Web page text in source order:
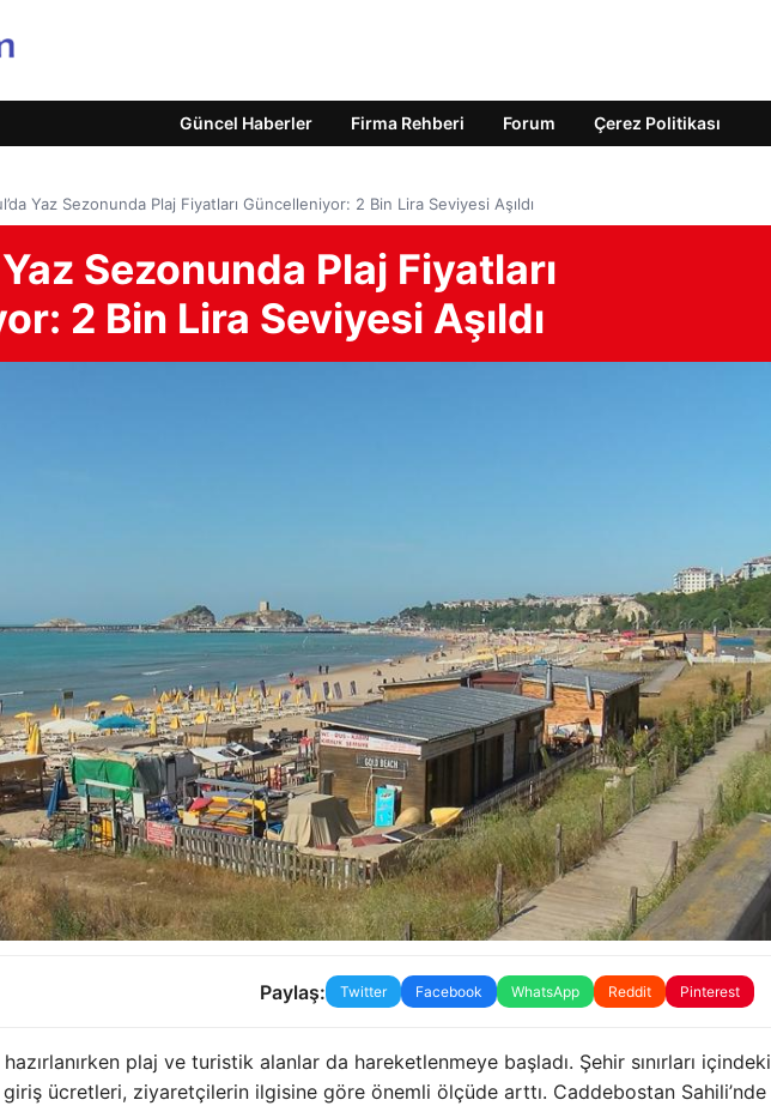
Güncel Haberler Firma Rehberi Forum Çerez Politikası
Yaz Sezonunda Plaj Fiyatları Güncelleniyor: 2 Bin Lira Seviyesi Aşıldı
Sezonunda Plaj Fiyatları
2 Bin Lira Seviyesi Aşıldı
Paylaş: Twitter Facebook WhatsApp Reddit Pinterest
plaj ve turistik alanlar da hareketlenmeye başladı. Şehir sınırları içindeki
ücretleri, ziyaretçilerin ilgisine göre önemli ölçüde arttı. Caddebostan Sahili’nde